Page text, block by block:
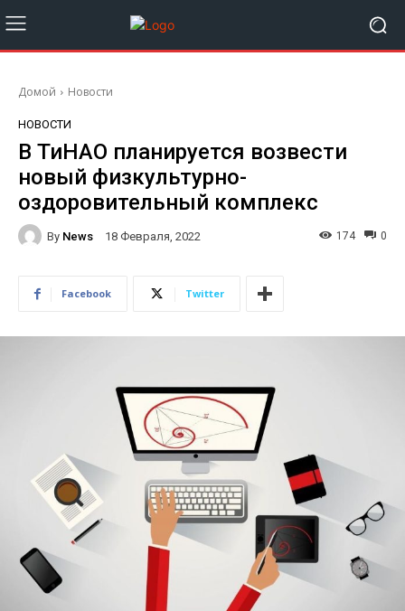
Домой Новости
НОВОСТИ
В ТиНАО планируется возвести
новый физкультурно-
оздоровительный комплекс
By News 18 Февраля, 2022 0
174
Facebook Twitter